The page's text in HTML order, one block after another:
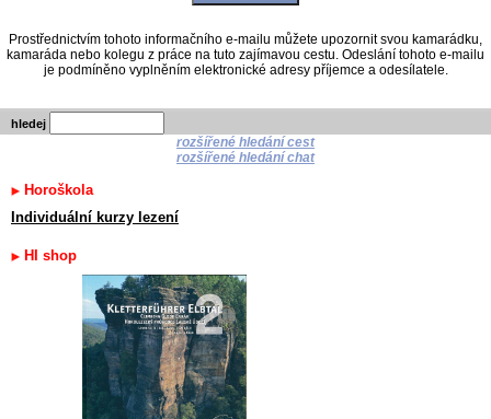
Prostřednictvím tohoto informačního e-mailu můžete upozornit svou kamarádku,
kamaráda nebo kolegu z práce na tuto zajímavou cestu. Odeslání tohoto e-mailu
je podmíněno vyplněním elektronické adresy příjemce a odesílatele.
hledej
rozšířené hledání cest
rozšířené hledání chat
Horoškola
Individuální kurzy lezení
HI shop